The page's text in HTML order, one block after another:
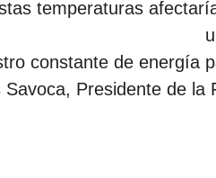
temperaturas
constante de energía
Presidente de la